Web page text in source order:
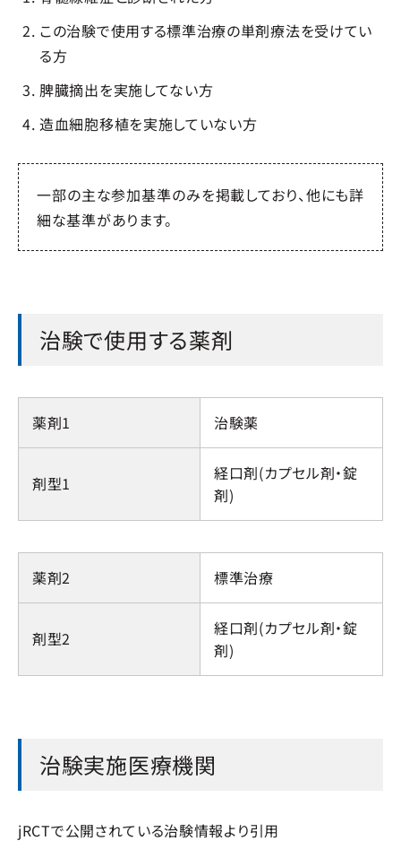
この治験で使用する標準治療の単剤療法を受けてい
る方
脾臓摘出を実施してない方
造血細胞移植を実施していない方
一部の主な参加基準のみを掲載しており、他にも詳
細な基準があります。
治験で使用する薬剤
薬剤1 治験薬
剤型1
経口剤(カプセル剤・錠
剤)
薬剤2 標準治療
剤型2
経口剤(カプセル剤・錠
剤)
治験実施医療機関
jRCTで公開されている治験情報より引用